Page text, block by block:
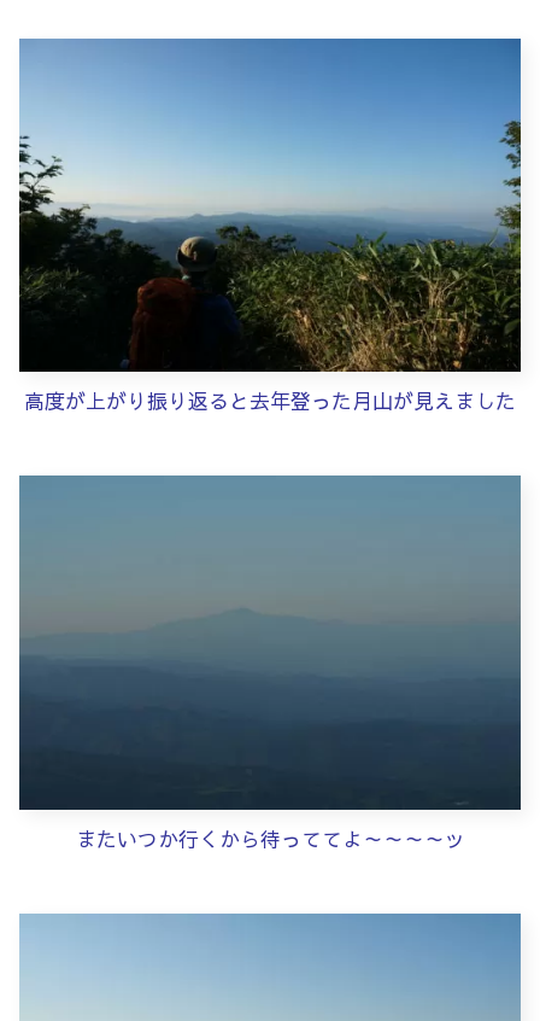
高度が上がり振り返ると去年登った月山が見えました
またいつか行くから待っててよ～～～～ッ